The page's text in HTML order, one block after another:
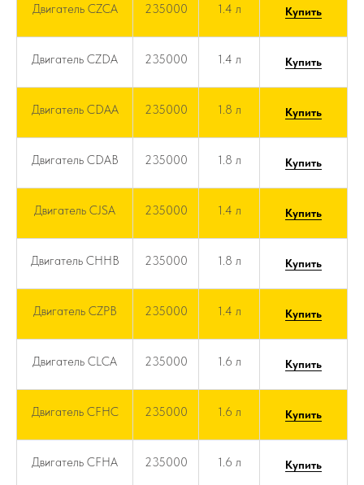
Двигатель CZCA 235000 1.4 л Купить
Двигатель CZDA 235000 1.4 л Купить
Двигатель CDAA 235000 1.8 л Купить
Двигатель CDAB 235000 1.8 л Купить
Двигатель CJSA 235000 1.4 л Купить
Двигатель CHHB 235000 1.8 л Купить
Двигатель CZPB 235000 1.4 л Купить
Двигатель CLCA 235000 1.6 л Купить
Двигатель CFHC 235000 1.6 л Купить
Двигатель CFHA 235000 1.6 л Купить